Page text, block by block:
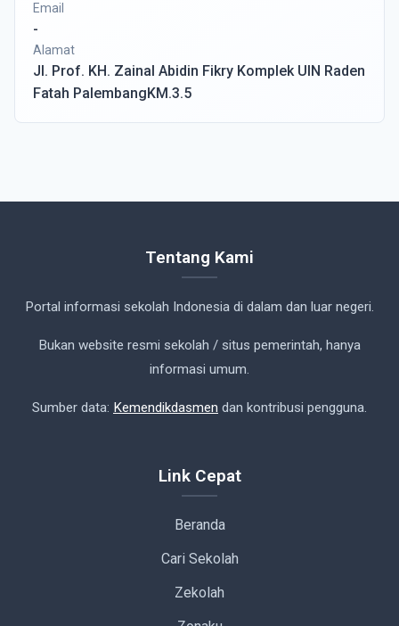
Email
-
Alamat
Jl. Prof. KH. Zainal Abidin Fikry Komplek UIN Raden
Fatah PalembangKM.3.5
Tentang Kami
Portal informasi sekolah Indonesia di dalam dan luar negeri.
Bukan website resmi sekolah / situs pemerintah, hanya
informasi umum.
Sumber data: Kemendikdasmen dan kontribusi pengguna.
Link Cepat
Beranda
Cari Sekolah
Zekolah